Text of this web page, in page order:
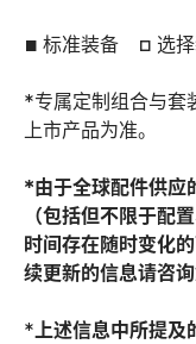
■ 标准装备 □ 选
*专属定制组合与套
上市产品为准。
*由于全球配件供应
（包括但不限于配
时间存在随时变化
续更新的信息请咨
* 上述信息中所提